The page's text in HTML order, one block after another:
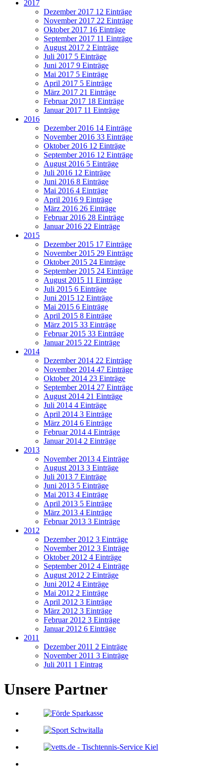
2017
Dezember 2017 12 Einträge
November 2017 22 Einträge
Oktober 2017 16 Einträge
September 2017 11 Einträge
August 2017 2 Einträge
Juli 2017 5 Einträge
Juni 2017 9 Einträge
Mai 2017 5 Einträge
April 2017 5 Einträge
März 2017 21 Einträge
Februar 2017 18 Einträge
Januar 2017 11 Einträge
2016
Dezember 2016 14 Einträge
November 2016 33 Einträge
Oktober 2016 12 Einträge
September 2016 12 Einträge
August 2016 5 Einträge
Juli 2016 12 Einträge
Juni 2016 8 Einträge
Mai 2016 4 Einträge
April 2016 9 Einträge
März 2016 26 Einträge
Februar 2016 28 Einträge
Januar 2016 22 Einträge
2015
Dezember 2015 17 Einträge
November 2015 29 Einträge
Oktober 2015 24 Einträge
September 2015 24 Einträge
August 2015 11 Einträge
Juli 2015 6 Einträge
Juni 2015 12 Einträge
Mai 2015 6 Einträge
April 2015 8 Einträge
März 2015 33 Einträge
Februar 2015 33 Einträge
Januar 2015 22 Einträge
2014
Dezember 2014 22 Einträge
November 2014 47 Einträge
Oktober 2014 23 Einträge
September 2014 27 Einträge
August 2014 21 Einträge
Juli 2014 4 Einträge
April 2014 3 Einträge
März 2014 6 Einträge
Februar 2014 4 Einträge
Januar 2014 2 Einträge
2013
November 2013 4 Einträge
August 2013 3 Einträge
Juli 2013 7 Einträge
Juni 2013 5 Einträge
Mai 2013 4 Einträge
April 2013 5 Einträge
März 2013 4 Einträge
Februar 2013 3 Einträge
2012
Dezember 2012 3 Einträge
November 2012 3 Einträge
Oktober 2012 4 Einträge
September 2012 4 Einträge
August 2012 2 Einträge
Juni 2012 4 Einträge
Mai 2012 2 Einträge
April 2012 3 Einträge
März 2012 3 Einträge
Februar 2012 3 Einträge
Januar 2012 6 Einträge
2011
Dezember 2011 2 Einträge
November 2011 3 Einträge
Juli 2011 1 Eintrag
Unsere Partner